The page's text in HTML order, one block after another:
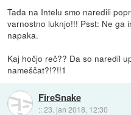
Tada na Intelu smo naredili
varnostno luknjo!!! Psst: Ne ga
napaka.
Kaj hočjo reč?? Da so naredil
nameščat?!?!!1
FireSnake
::23. jan 2018, 12:30